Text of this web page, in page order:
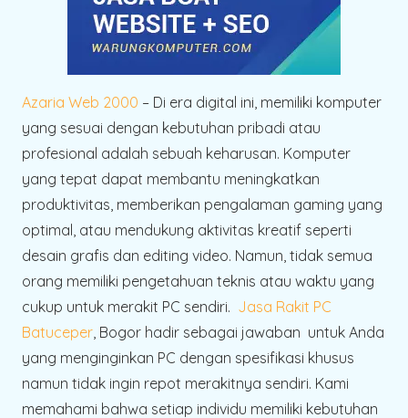
Azaria Web 2000 – Di era digital ini, memiliki komputer
yang sesuai dengan kebutuhan pribadi atau
profesional adalah sebuah keharusan. Komputer
yang tepat dapat membantu meningkatkan
produktivitas, memberikan pengalaman gaming yang
optimal, atau mendukung aktivitas kreatif seperti
desain grafis dan editing video. Namun, tidak semua
orang memiliki pengetahuan teknis atau waktu yang
cukup untuk merakit PC sendiri. Jasa Rakit PC
Batuceper, Bogor hadir sebagai jawaban untuk Anda
yang menginginkan PC dengan spesifikasi khusus
namun tidak ingin repot merakitnya sendiri. Kami
memahami bahwa setiap individu memiliki kebutuhan